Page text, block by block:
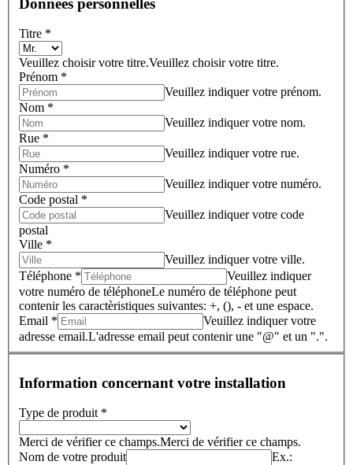
Titre *
Veuillez choisir votre titre.Veuillez choisir votre titre.
Prénom *
Veuillez indiquer votre prénom.
Nom *
Veuillez indiquer votre nom.
Rue *
Veuillez indiquer votre rue.
Numéro *
Veuillez indiquer votre numéro.
Code postal *
Veuillez indiquer votre code
postal
Ville *
Veuillez indiquer votre ville.
Téléphone *
Veuillez indiquer
votre numéro de téléphoneLe numéro de téléphone peut
contenir les caractèristiques suivantes: +, (), - et une espace.
Email *
Veuillez indiquer votre
adresse email.L'adresse email peut contenir une "@" et un ".".
Information concernant votre installation
Type de produit *
Merci de vérifier ce champs.Merci de vérifier ce champs.
Nom de votre produit
Ex.: